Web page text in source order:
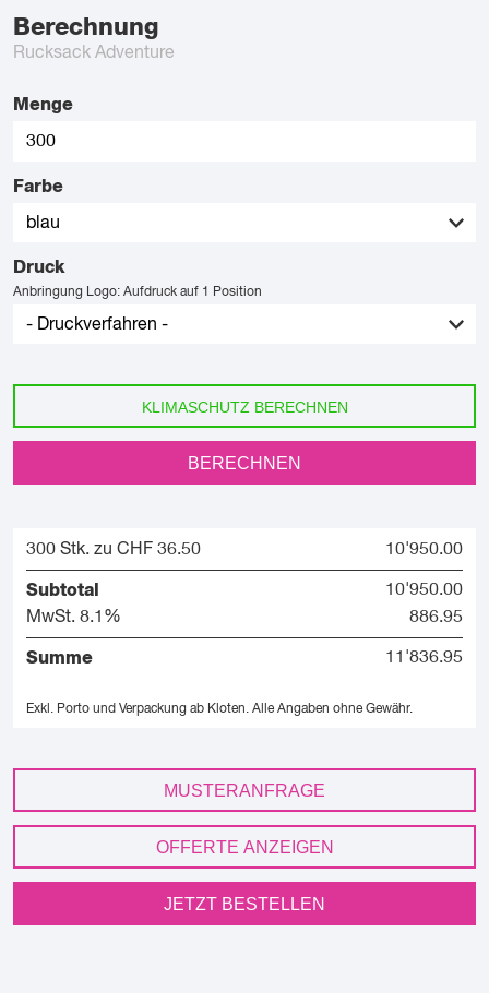
Berechnung
Rucksack Adventure
Menge
Farbe
Druck
Anbringung Logo: Aufdruck auf 1 Position
KLIMASCHUTZ BERECHNEN
BERECHNEN
300 Stk. zu CHF 36.50 10'950.00
Subtotal
10'950.00
MwSt. 8.1%
886.95
Summe 11'836.95
Exkl. Porto und Verpackung ab Kloten. Alle Angaben ohne Gewähr.
MUSTERANFRAGE
OFFERTE ANZEIGEN
JETZT BESTELLEN